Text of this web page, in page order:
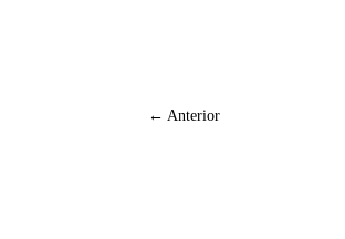
← Anterior